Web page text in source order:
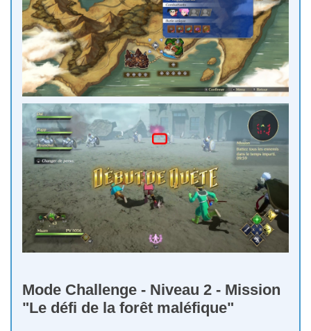
Mode Challenge - Niveau 2 - Mission
"Le défi de la forêt maléfique"